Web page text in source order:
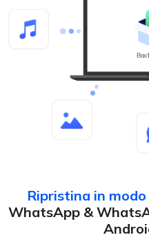
Ripristina in
WhatsApp &